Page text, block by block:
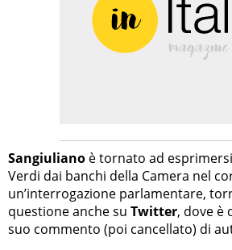
Sangiuliano è tornato ad
Verdi dai banchi della Camera nel
un’interrogazione parlamentare,
questione anche su Twitter, dove è
suo commento (poi cancellato) di